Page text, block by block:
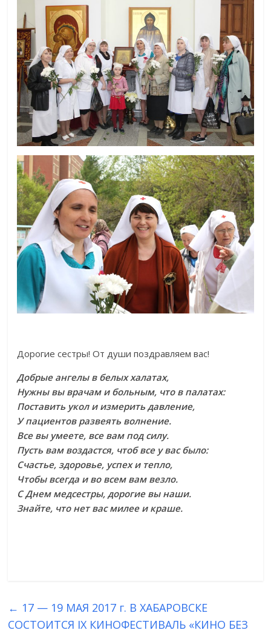
Дорогие сестры! От души поздравляем вас!
Добрые ангелы в белых халатах,
Нужны вы врачам и больным, что в палатах:
Поставить укол и измерить давление,
У пациентов развеять волнение.
Все вы умеете, все вам под силу.
Пусть вам воздастся, чтоб все у вас было:
Счастье, здоровье, успех и тепло,
Чтобы всегда и во всем вам везло.
С Днем медсестры, дорогие вы наши.
Знайте, что нет вас милее и краше.
← 17 — 19 МАЯ 2017 г. В ХАБАРОВСКЕ
СОСТОИТСЯ IX КИНОФЕСТИВАЛЬ «КИНО БЕЗ